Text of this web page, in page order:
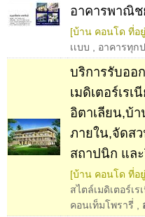
อาคารพาณิ
[บ้าน คอนโด ที่อ
เเบบ
อาคารทุก
บริการรับออ
เมดิเตอร์เร
อิตาเลียน,บ้
ภายใน,จัดส
สถาปนิก แล
[บ้าน คอนโด ที่อ
สไตล์เมดิเตอร์เร
คอนเท็มโพรารี่